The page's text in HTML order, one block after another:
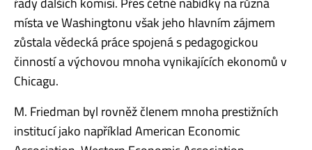
místa ve Washingtonu však jeho hlavním zájmem
zůstala vědecká práce spojená s pedagogickou
činností a výchovou mnoha vynikajících ekonomů v
Chicagu.
M. Friedman byl rovněž členem mnoha prestižních
institucí jako například American Economic